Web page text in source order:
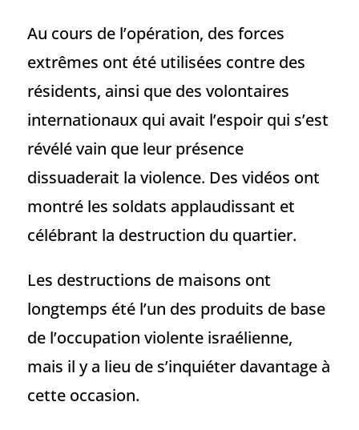
Au cours de l’opération, des forces
extrêmes ont été utilisées contre des
résidents, ainsi que des volontaires
internationaux qui avait l’espoir qui s’est
révélé vain que leur présence
dissuaderait la violence. Des vidéos ont
montré les soldats applaudissant et
célébrant la destruction du quartier.
Les destructions de maisons ont
longtemps été l’un des produits de base
de l’occupation violente israélienne,
mais il y a lieu de s’inquiéter davantage à
cette occasion.